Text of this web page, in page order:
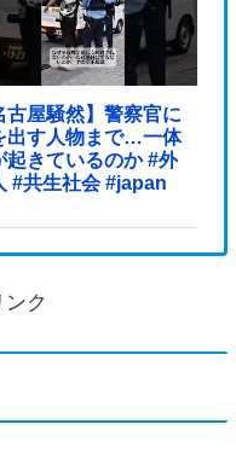
古屋騒然】警察官に
出す人物まで…一体
起きているのか #外
#共生社会 #japan
ク